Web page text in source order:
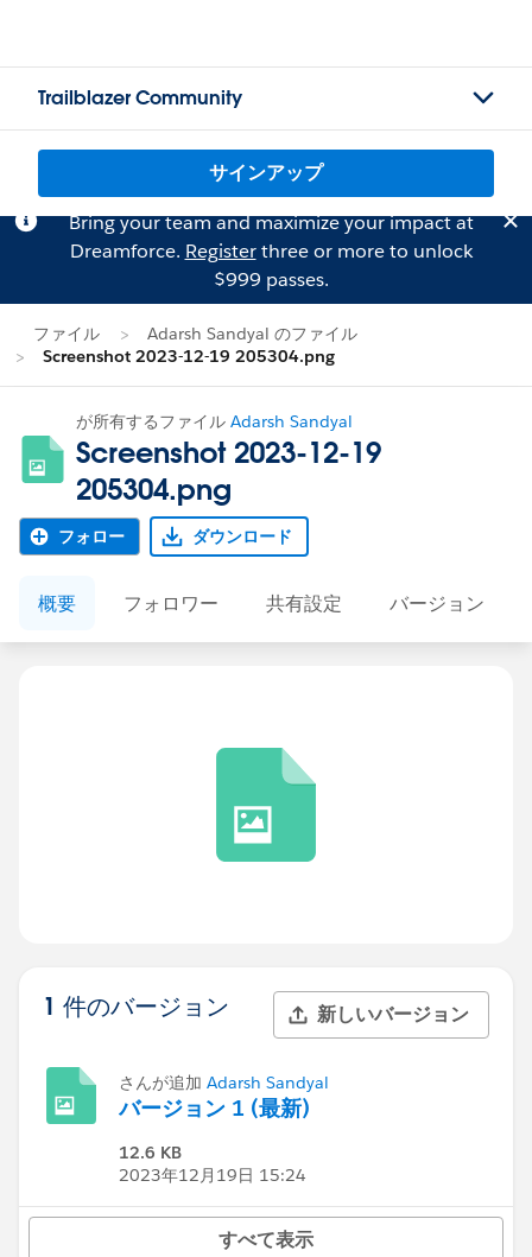
Trailblazer Community
サインアップ
Bring your team and maximize your impact at
Dreamforce. Registerthree or more to unlock
$999 passes.
ファイル
Adarsh Sandyal のファイル
Screenshot 2023-12-19 205304.png
が所有するファイル Adarsh Sandyal
Screenshot 2023-12-19
205304.png
フォロー ダウンロード
概要 フォロワー 共有設定 バージョン
1 件のバージョン 新しいバージョン
さんが追加 Adarsh Sandyal
バージョン 1 (最新)
12.6 KB
2023年12月19日 15:24
すべて表示